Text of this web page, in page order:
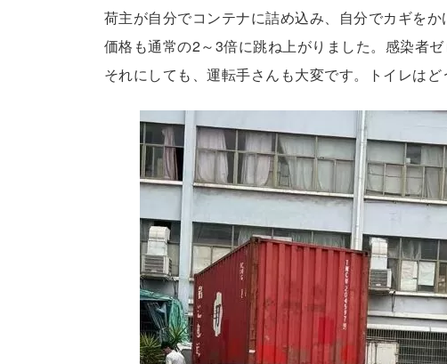
荷主が自分でコンテナに詰め込み、自分でカギをか
価格も通常の2～3倍に跳ね上がりました。感染者ゼ
それにしても、運転手さんも大変です。トイレはど